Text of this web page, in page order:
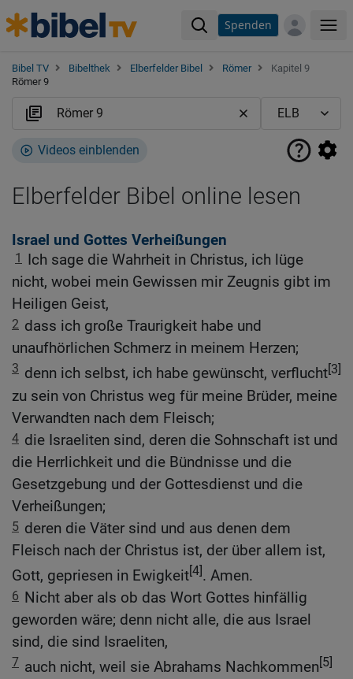
Spenden
Bibel TV Bibelthek Elberfelder Bibel Römer
Kapitel 9
Römer 9
Videos einblenden
Elberfelder Bibel online lesen
Israel und Gottes Verheißungen
1
Ich sage die Wahrheit in Christus, ich lüge
nicht, wobei mein Gewissen mir Zeugnis gibt im
Heiligen Geist,
2 dass ich große Traurigkeit habe und
unaufhörlichen Schmerz in meinem Herzen;
3 denn ich selbst, ich habe gewünscht, verflucht[3]
zu sein von Christus weg für meine Brüder, meine
Verwandten nach dem Fleisch;
4 die Israeliten sind, deren die Sohnschaft ist und
die Herrlichkeit und die Bündnisse und die
Gesetzgebung und der Gottesdienst und die
Verheißungen;
5 deren die Väter sind und aus denen dem
Fleisch nach der Christus ist, der über allem ist,
Gott, gepriesen in Ewigkeit[4]. Amen.
6 Nicht aber als ob das Wort Gottes hinfällig
geworden wäre; denn nicht alle, die aus Israel
sind, die sind Israeliten,
7 auch nicht, weil sie Abrahams Nachkommen[5]